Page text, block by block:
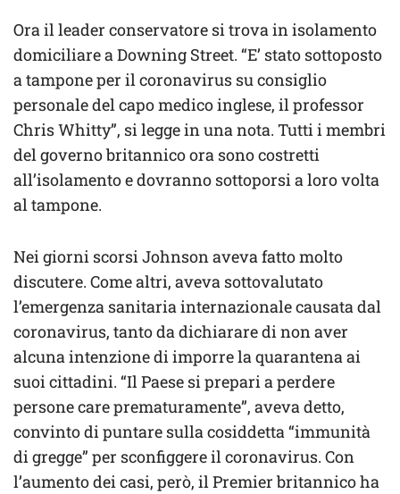
Ora il leader conservatore si trova in isolamento
domiciliare a Downing Street. “E’ stato sottoposto
a tampone per il coronavirus su consiglio
personale del capo medico inglese, il professor
Chris Whitty”, si legge in una nota. Tutti i membri
del governo britannico ora sono costretti
all’isolamento e dovranno sottoporsi a loro volta
al tampone.
Nei giorni scorsi Johnson aveva fatto molto
discutere. Come altri, aveva sottovalutato
l’emergenza sanitaria internazionale causata dal
coronavirus, tanto da dichiarare di non aver
alcuna intenzione di imporre la quarantena ai
suoi cittadini. “Il Paese si prepari a perdere
persone care prematuramente”, aveva detto,
convinto di puntare sulla cosiddetta “immunità
di gregge” per sconfiggere il coronavirus. Con
l’aumento dei casi, però, il Premier britannico ha